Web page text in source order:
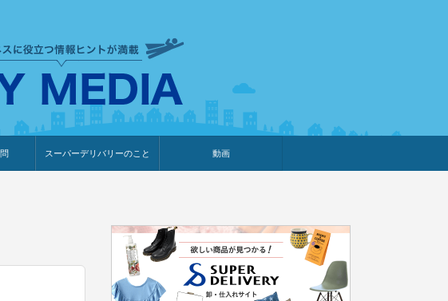
スーパーデリバリーのこと 動画